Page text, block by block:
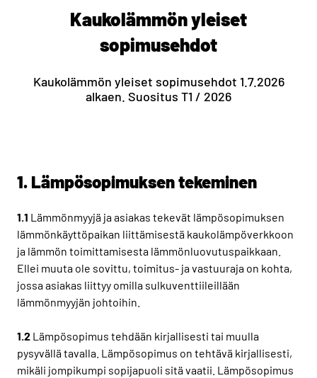
Kaukolämmön yleiset
sopimusehdot
Kaukolämmön yleiset sopimusehdot 1.7.2026
alkaen. Suositus T1 / 2026
1. Lämpösopimuksen tekeminen
1.1 Lämmönmyyjä ja asiakas tekevät lämpösopimuksen
lämmönkäyttöpaikan liittämisestä kaukolämpöverkkoon
ja lämmön toimittamisesta lämmönluovutuspaikkaan.
Ellei muuta ole sovittu, toimitus- ja vastuuraja on kohta,
jossa asiakas liittyy omilla sulkuventtiileillään
lämmönmyyjän johtoihin.
1.2 Lämpösopimus tehdään kirjallisesti tai muulla
pysyvällä tavalla. Lämpösopimus on tehtävä kirjallisesti,
mikäli jompikumpi sopijapuoli sitä vaatii. Lämpösopimus